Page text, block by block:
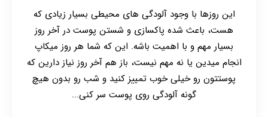
این روزها با وجود آلودگی های محیطی بسیار زیادی که
هست، باعث شده پاکسازی و شستن پوست در آخر روز
بسیار مهم و با اهمیت باشه. این که شما هر روز میکاپ
انجام میدین یا نه مهم نیست، باز هم آخر روز نیاز دارین که
پوستتون رو خیلی خوب تمییز کنید و شب رو بدون هیچ
گونه آلودگی روی پوست سر کنی...